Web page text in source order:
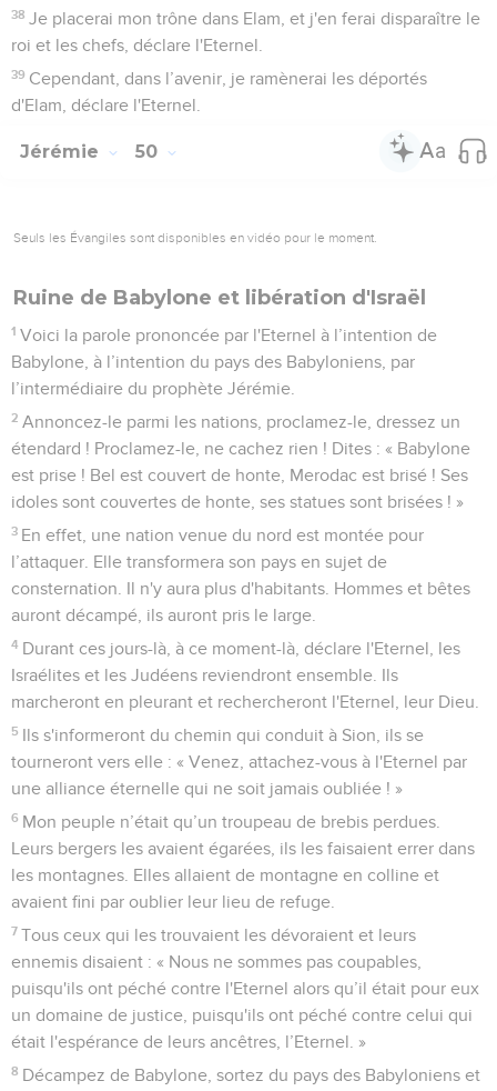
38 Je placerai mon trône dans Elam, et j'en ferai disparaître le
roi et les chefs, déclare l'Eternel.
39 Cependant, dans l’avenir, je ramènerai les déportés
d'Elam, déclare l'Eternel.
Jérémie 50
Seuls les Évangiles sont disponibles en vidéo pour le moment.
Ruine de Babylone et libération d'Israël
1 Voici la parole prononcée par l'Eternel à l’intention de
Babylone, à l’intention du pays des Babyloniens, par
l’intermédiaire du prophète Jérémie.
2 Annoncez-le parmi les nations, proclamez-le, dressez un
étendard ! Proclamez-le, ne cachez rien ! Dites : « Babylone
est prise ! Bel est couvert de honte, Merodac est brisé ! Ses
idoles sont couvertes de honte, ses statues sont brisées ! »
3 En effet, une nation venue du nord est montée pour
l’attaquer. Elle transformera son pays en sujet de
consternation. Il n'y aura plus d'habitants. Hommes et bêtes
auront décampé, ils auront pris le large.
4 Durant ces jours-là, à ce moment-là, déclare l'Eternel, les
Israélites et les Judéens reviendront ensemble. Ils
marcheront en pleurant et rechercheront l'Eternel, leur Dieu.
5 Ils s'informeront du chemin qui conduit à Sion, ils se
tourneront vers elle : « Venez, attachez-vous à l'Eternel par
une alliance éternelle qui ne soit jamais oubliée ! »
6 Mon peuple n’était qu’un troupeau de brebis perdues.
Leurs bergers les avaient égarées, ils les faisaient errer dans
les montagnes. Elles allaient de montagne en colline et
avaient fini par oublier leur lieu de refuge.
7 Tous ceux qui les trouvaient les dévoraient et leurs
ennemis disaient : « Nous ne sommes pas coupables,
puisqu'ils ont péché contre l'Eternel alors qu’il était pour eux
un domaine de justice, puisqu'ils ont péché contre celui qui
était l'espérance de leurs ancêtres, l’Eternel. »
8 Décampez de Babylone, sortez du pays des Babyloniens et